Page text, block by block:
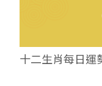
十二生肖每日運